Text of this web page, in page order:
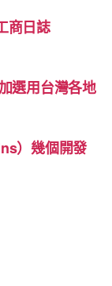
商日誌
選用台灣各地
）幾個開發